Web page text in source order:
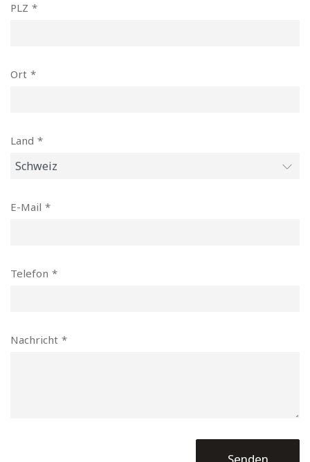
PLZ
Ort
Land
E-Mail
Telefon
Nachricht